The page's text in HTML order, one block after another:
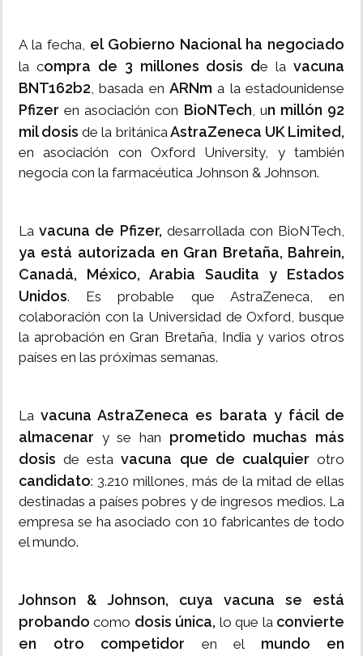
A la fecha, el Gobierno Nacional ha negociado
la compra de 3 millones dosis de la vacuna
BNT162b2, basada en ARNm a la estadounidense
Pfizeren asociación con BioNTech, un millón 92
mil dosisde la británicaAstraZeneca UK Limited,
en asociación con Oxford University, y también
negocia con la farmacéutica Johnson & Johnson.
Lavacuna de Pfizer, desarrollada con BioNTech,
ya está autorizada en Gran Bretaña, Bahrein,
Canadá, México, Arabia Saudita y Estados
Unidos. Es probable que AstraZeneca, en
colaboración con la Universidad de Oxford, busque
la aprobación en Gran Bretaña, India y varios otros
países en las próximas semanas.
La vacuna AstraZeneca es barata y fácil de
almacenar y se han prometido muchas más
dosis de esta vacuna que de cualquierotro
candidato: 3.210 millones, más de la mitad de ellas
destinadas a países pobres y de ingresos medios. La
empresa se ha asociado con 10 fabricantes de todo
el mundo.
Johnson & Johnson, cuya vacuna se está
probando como dosis única, lo que la convierte
en otro competidor en el mundo en